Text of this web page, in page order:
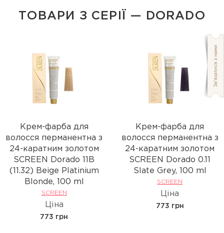
ТОВАРИ З СЕРІЇ — DORADO
Крем-фарба для
волосся перманентна з
24-каратним золотом
SCREEN Dorado 11B
(11.32) Beige Platinium
Вlonde, 100 ml
SCREEN
Ціна
773 грн
Крем-фарба для
волосся перманентна з
24-каратним золотом
SCREEN Dorado 0.11
Slate Grey, 100 ml
SCREEN
Ціна
773 грн